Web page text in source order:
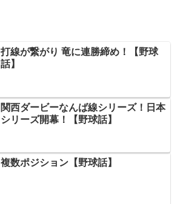
打線が繋がり 竜に連勝締め！【野球
話】
関西ダービーなんば線シリーズ！日本
シリーズ開幕！【野球話】
複数ポジション【野球話】